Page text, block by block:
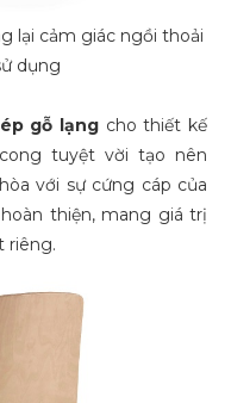
lại cảm giác ngồi thoải
dụng
gỗ lạng cho thiết kế
tuyệt vời tạo nên
với sự cứng cáp của
thiện, mang giá trị
riêng.